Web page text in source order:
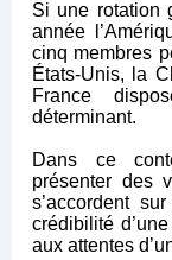
Si une rotation
année
cinq membres
États-Unis, la
France
déterminant.
Dans ce
présenter des
s’accordent
crédibilité
aux attentes